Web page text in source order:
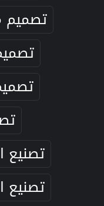
تصميم
تصنيع
تصنيع